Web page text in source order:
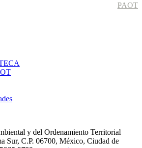
PAOT
y del Ordenamiento Territorial
Sur, C.P. 06700, México, Ciudad de